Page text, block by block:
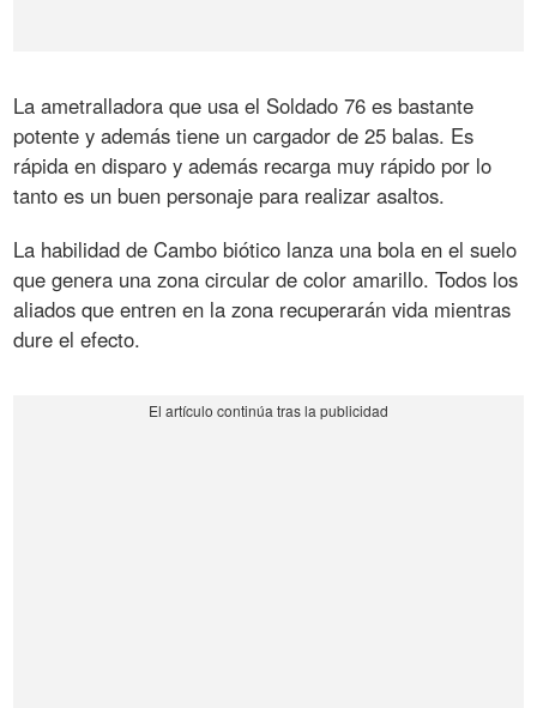
La ametralladora que usa el Soldado 76 es bastante
potente y además tiene un cargador de 25 balas. Es
rápida en disparo y además recarga muy rápido por lo
tanto es un buen personaje para realizar asaltos.
La habilidad de Cambo biótico lanza una bola en el suelo
que genera una zona circular de color amarillo. Todos los
aliados que entren en la zona recuperarán vida mientras
dure el efecto.